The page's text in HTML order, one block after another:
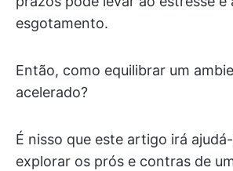
esgotamento.
Então, como equilibrar um
acelerado?
É nisso que este artigo irá
explorar os prós e contras de